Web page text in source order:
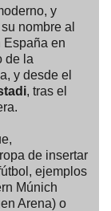
y
nombre al
España en
de la
y desde el
, tras el
de insertar
ejemplos
Múnich
Arena) o